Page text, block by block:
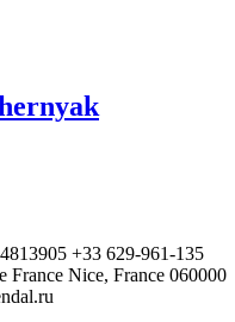
+33 629-961-135
France Nice, France 060000